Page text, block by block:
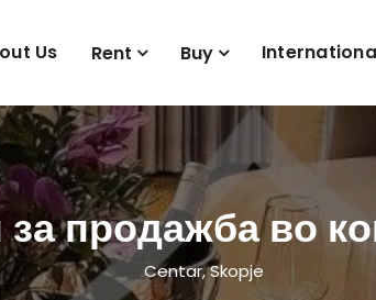
Us Rent Buy
продажба во
Centar, Skopje